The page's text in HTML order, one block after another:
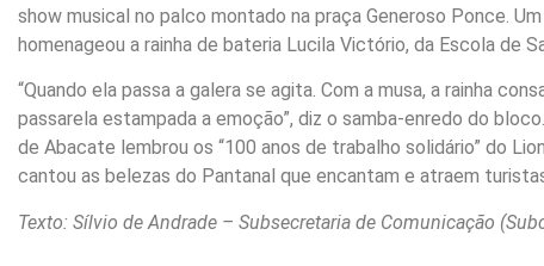
show musical no palco montado na praça Generoso Ponce.
homenageou a rainha de bateria Lucila Victório, da Escola de
“Quando ela passa a galera se agita. Com a musa, a rainha
passarela estampada a emoção”, diz o samba-enredo do
de Abacate lembrou os “100 anos de trabalho solidário” do
cantou as belezas do Pantanal que encantam e atraem
Texto: Sílvio de Andrade – Subsecretaria de Comunicação